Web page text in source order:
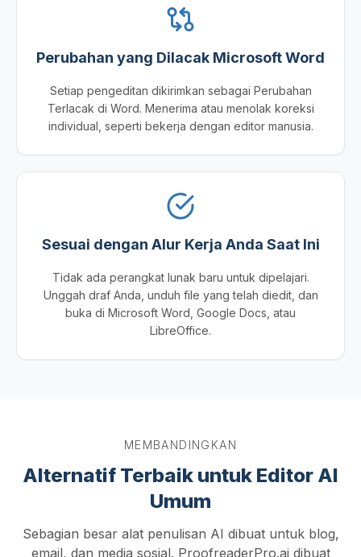
Perubahan yang Dilacak Microsoft Word
Setiap pengeditan dikirimkan sebagai Perubahan
Terlacak di Word. Menerima atau menolak koreksi
individual, seperti bekerja dengan editor manusia.
Sesuai dengan Alur Kerja Anda Saat Ini
Tidak ada perangkat lunak baru untuk dipelajari.
Unggah draf Anda, unduh file yang telah diedit, dan
buka di Microsoft Word, Google Docs, atau
LibreOffice.
MEMBANDINGKAN
Alternatif Terbaik untuk Editor AI
Umum
Sebagian besar alat penulisan AI dibuat untuk blog,
email, dan media sosial. ProofreaderPro.ai dibuat